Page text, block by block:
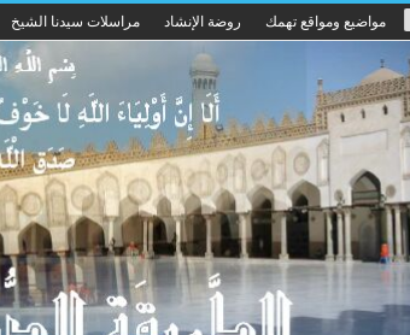
مواضيع ومواقع تهمك روضة الإنشاد مراسلات سيدنا الشيخ